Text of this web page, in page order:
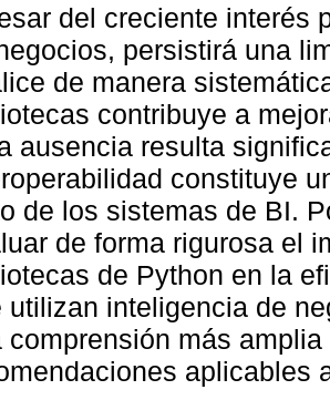
del creciente interés
persistirá una
de manera
contribuye a
ausencia resulta
constituye
de los sistemas de BI.
de forma rigurosa el
de Python en la
utilizan inteligencia de
comprensión más
aplicables